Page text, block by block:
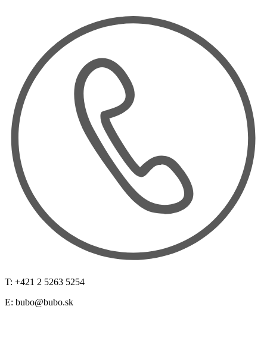
T: +421 2 5263 5254
E: bubo@bubo.sk